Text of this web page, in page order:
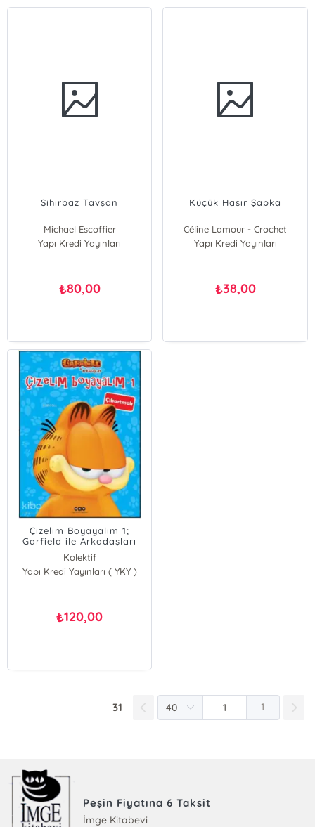
Sihirbaz Tavşan
Michael Escoffier
Yapı Kredi Yayınları
₺80,00
Küçük Hasır Şapka
Céline Lamour - Crochet
Yapı Kredi Yayınları
₺38,00
Çizelim Boyayalım 1;
Garfield ile Arkadaşları
(Çıkartmalı)
Kolektif
Yapı Kredi Yayınları ( YKY )
₺120,00
31 1
Peşin Fiyatına 6 Taksit
İmge Kitabevi